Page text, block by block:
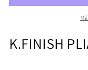
K.FINISH